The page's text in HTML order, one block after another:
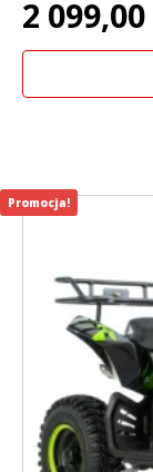
cena
wynosiła:
2 099,00
Promocja!